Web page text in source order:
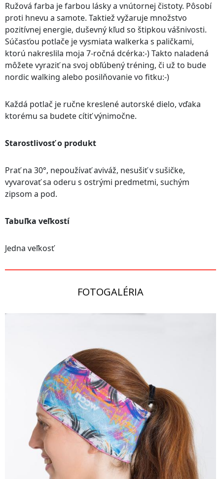
Ružová farba je farbou lásky a vnútornej čistoty. Pôsobí
proti hnevu a samote. Taktiež vyžaruje množstvo
pozitívnej energie, duševný kľud so štipkou vášnivosti.
Súčasťou potlače je vysmiata walkerka s paličkami,
ktorú nakreslila moja 7-ročná dcérka:-) Takto naladená
môžete vyraziť na svoj obľúbený tréning, či už to bude
nordic walking alebo posilňovanie vo fitku:-)
Každá potlač je ručne kreslené autorské dielo, vďaka
ktorému sa budete cítiť výnimočne.
Starostlivosť o produkt
Prať na 30°, nepoužívať aviváž, nesušiť v sušičke,
vyvarovať sa oderu s ostrými predmetmi, suchým
zipsom a pod.
Tabuľka veľkostí
Jedna veľkosť
FOTOGALÉRIA